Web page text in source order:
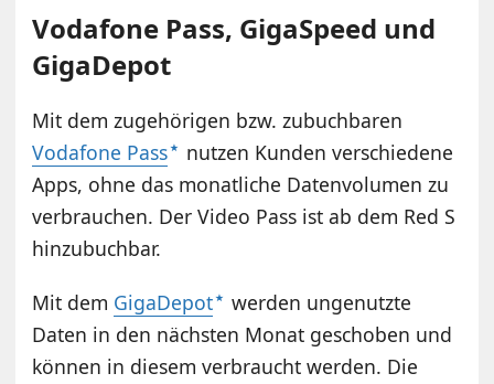
Vodafone Pass, GigaSpeed und
GigaDepot
Mit dem zugehörigen bzw. zubuchbaren
Vodafone Pass
nutzen Kunden verschiedene
Apps, ohne das monatliche Datenvolumen zu
verbrauchen. Der Video Pass ist ab dem Red S
hinzubuchbar.
Mit dem GigaDepot
werden ungenutzte
Daten in den nächsten Monat geschoben und
können in diesem verbraucht werden. Die